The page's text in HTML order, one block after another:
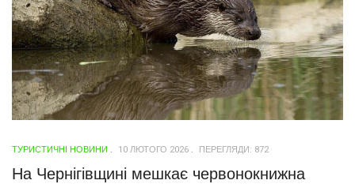
ТУРИСТИЧНІ НОВИНИ 10 ЛЮТОГО 2026 ПЕРЕГЛЯДИ: 872
На Чернігівщині мешкає червонокнижна